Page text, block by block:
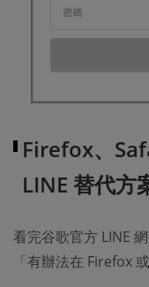
Firefox、
LINE 替代方
看完谷歌官方 LINE
「有辦法在 Firefox